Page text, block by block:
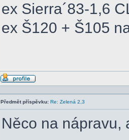
ex Sierra´83-1,6
ex Š120 + Š105
Profil
Předmět příspěvku: Re: Zelená 2,3
Něco na nápravu,